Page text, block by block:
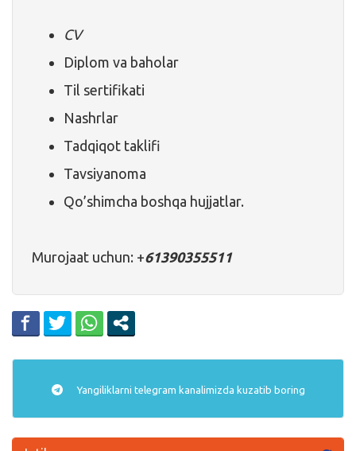
CV
Diplom va baholar
Til sertifikati
Nashrlar
Tadqiqot taklifi
Tavsiyanoma
Qo’shimcha boshqa hujjatlar.
Murojaat uchun: +61390355511
Yangiliklarni telegram kanalimizda kuzatib boring